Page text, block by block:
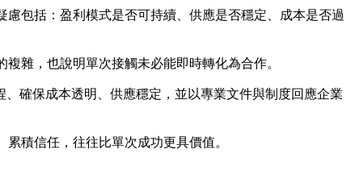
包括：盈利模式是否可持續、供應是否穩定、成本是否過
雜，也說明單次接觸未必能即時轉化為合作。
確保成本透明、供應穩定，並以專業文件與制度回應企業
積信任，往往比單次成功更具價值。